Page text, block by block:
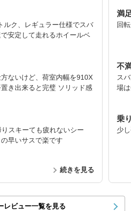
ルク、レギュラー仕様でスバ
安定して走れるホイールベ
ないけど、荷室内幅を910X
き出来ると完璧 ソリッド感
スキーても疲れないシー
早いサスで楽です
続きを見る
満
回
不
ス
場
乗
少
レビュー一覧を見る